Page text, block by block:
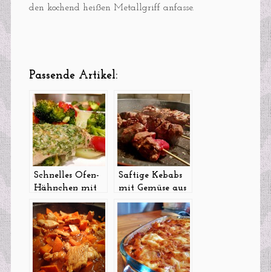
den kochend heißen Metallgriff anfasse.
Passende Artikel:
Schnelles Ofen-
Hähnchen mit
Käse-Kräuter-
Kruste und
Zitrone
Saftige Kebabs
mit Gemüse aus
dem Ofen und
Minz-Zitronen-
Joghurt